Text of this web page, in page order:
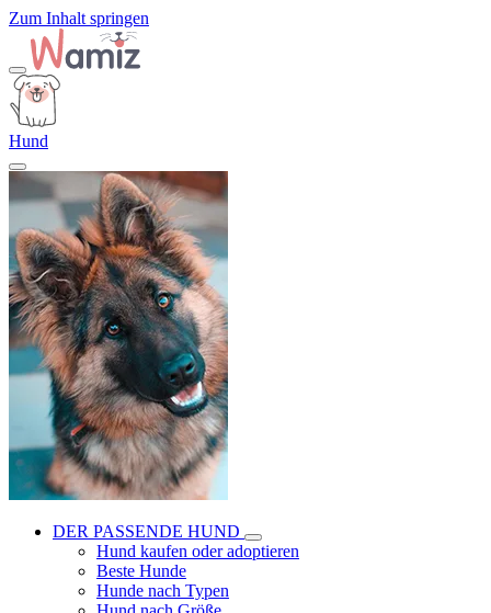
Zum Inhalt springen
Hund
DER PASSENDE HUND
Hund kaufen oder adoptieren
Beste Hunde
Hunde nach Typen